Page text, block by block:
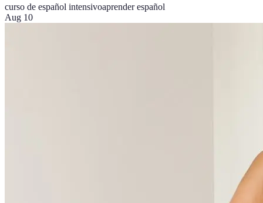
curso de español intensivoaprender español
Aug 10